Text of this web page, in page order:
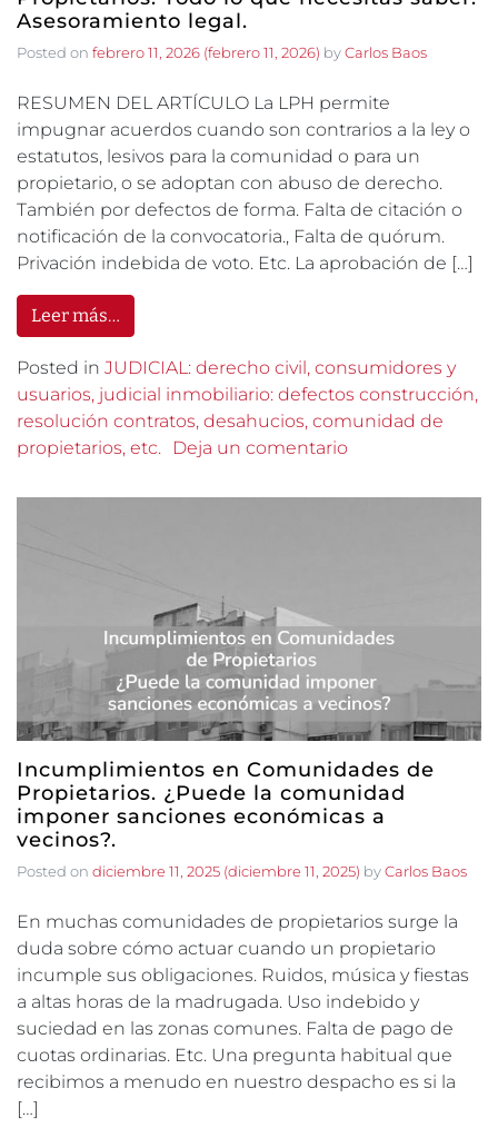
Asesoramiento legal.
Posted on febrero 11, 2026 (febrero 11, 2026) byCarlos Baos
RESUMEN DEL ARTÍCULO La LPH permite
impugnar acuerdos cuando son contrarios a la ley o
estatutos, lesivos para la comunidad o para un
propietario, o se adoptan con abuso de derecho.
También por defectos de forma. Falta de citación o
notificación de la convocatoria., Falta de quórum.
Privación indebida de voto. Etc. La aprobación de […]
Leer más…
Posted in JUDICIAL: derecho civil, consumidores y
usuarios, judicial inmobiliario: defectos construcción,
resolución contratos, desahucios, comunidad de
propietarios, etc.
Deja un comentario
Incumplimientos en Comunidades de
Propietarios. ¿Puede la comunidad
imponer sanciones económicas a
vecinos?.
Posted on diciembre 11, 2025 (diciembre 11, 2025) byCarlos Baos
En muchas comunidades de propietarios surge la
duda sobre cómo actuar cuando un propietario
incumple sus obligaciones. Ruidos, música y fiestas
a altas horas de la madrugada. Uso indebido y
suciedad en las zonas comunes. Falta de pago de
cuotas ordinarias. Etc. Una pregunta habitual que
recibimos a menudo en nuestro despacho es si la
[…]